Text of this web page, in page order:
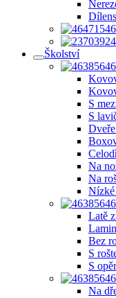
Školství
S
S
Na
Na
Nízké
Latě
Bez
S
S
Na